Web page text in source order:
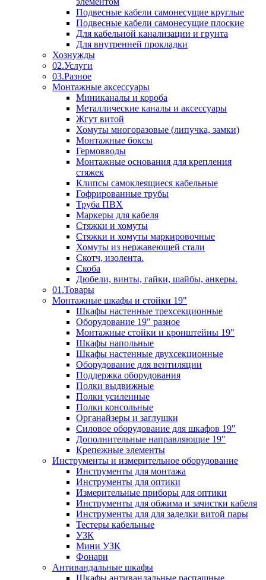
Подвесные кабели самонесущие круглые
Подвесные кабели самонесущие плоские
Для кабельной канализации и грунта
Для внутренней прокладки
Хознужды
02.Услуги
03.Разное
Монтажные аксессуары
Миниканалы и короба
Металлические каналы и аксессуары
Жгут витой
Хомуты многоразовые (липучка, замки)
Монтажные боксы
Гермовводы
Монтажные основания для крепления
стяжек
Клипсы самоклеящиеся кабельные
Гофрированные трубы
Труба ПВХ
Маркеры для кабеля
Стяжки и хомуты
Стяжки и хомуты маркировочные
Хомуты из нержавеющей стали
Скотч, изолента.
Скоба
Дюбели, винты, гайки, шайбы, анкеры.
01.Товары
Монтажные шкафы и стойки 19"
Шкафы настенные трехсекционные
Оборудование 19" разное
Монтажные стойки и кронштейны 19"
Шкафы напольные
Шкафы настенные двухсекционные
Оборудование для вентиляции
Поддержка оборудования
Полки выдвижные
Полки усиленные
Полки консольные
Органайзеры и заглушки
Силовое оборудование для шкафов 19"
Дополнительные направляющие 19"
Крепежные элементы
Инструменты и измерительное оборудование
Инструменты для монтажа
Инструменты для оптики
Измерительные приборы для оптики
Инструменты для обжима и зачистки кабеля
Инструменты для для заделки витой пары
Тестеры кабельные
УЗК
Мини УЗК
Фонари
Антивандальные шкафы
Шкафы антивандальные распашные